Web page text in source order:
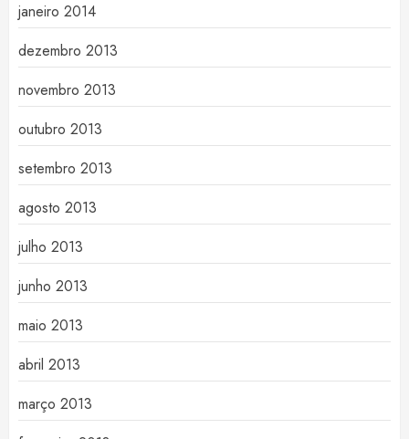
janeiro 2014
dezembro 2013
novembro 2013
outubro 2013
setembro 2013
agosto 2013
julho 2013
junho 2013
maio 2013
abril 2013
março 2013